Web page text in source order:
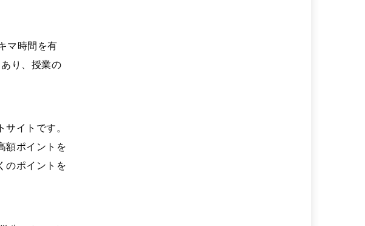
マ時間を有
り、授業の
イトです。
額ポイントを
のポイントを